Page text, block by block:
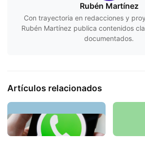
Rubén Martínez
Con trayectoria en redacciones y
Rubén Martínez publica contenidos
documentados.
Artículos relacionados